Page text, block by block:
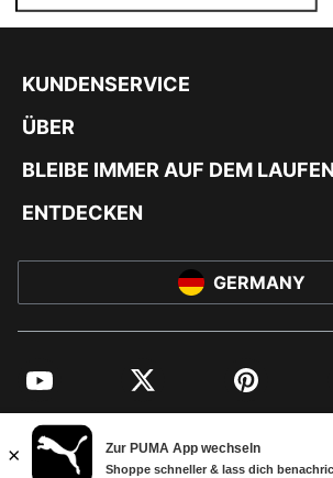
KUNDENSERVICE
ÜBER
BLEIBE IMMER AUF DEM
ENTDECKEN
GERMANY
YouTube Twitter Pinterest
© PUMA EUROPE GMBH, 2026. ALLE
IMPRESSUM UND